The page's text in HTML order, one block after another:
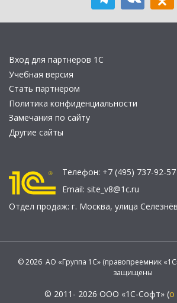
Вход для партнеров 1С
Учебная версия
Стать партнером
Политика конфиденциальности
Замечания по сайту
Другие сайты
Телефон: +7 (495) 737-92-57
Email: site_v8@1c.ru
Отдел продаж: г. Москва, улица
© 2026 АО «Группа 1С» (правопреемник
защищены
© 2011- 2026 ООО «1С-Софт» (о